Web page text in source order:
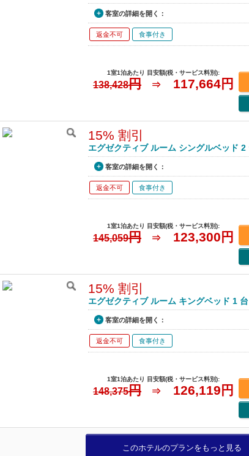
客室の詳細を開く：
返金不可 食事付き
1室1泊あたり 目安額(税・サービス料別):
138,428円 ⇒ 117,664円
15% 割引
エグゼクティブ ルーム シングルベッド
客室の詳細を開く：
返金不可 食事付き
1室1泊あたり 目安額(税・サービス料別):
145,059円 ⇒ 123,300 円
15% 割引
エグゼクティブ ルーム キングベッド 1
客室の詳細を開く：
返金不可 食事付き
1室1泊あたり 目安額(税・サービス料別):
148,375円 ⇒ 126,119 円
このホテルのプランをもっと見る